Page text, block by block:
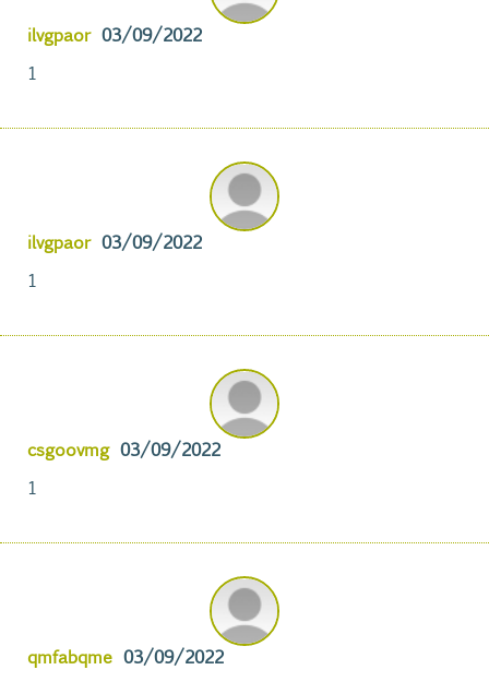
ilvgpaor 03/09/2022
1
ilvgpaor 03/09/2022
1
csgoovmg 03/09/2022
1
qmfabqme 03/09/2022